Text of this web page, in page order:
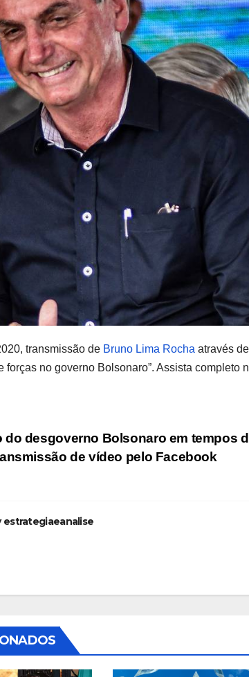
transmissão de Bruno Lima Rocha através
forças no governo Bolsonaro”. Assista completo
do desgoverno Bolsonaro em tempos
de vídeo pelo Facebook
estrategiaeanalise